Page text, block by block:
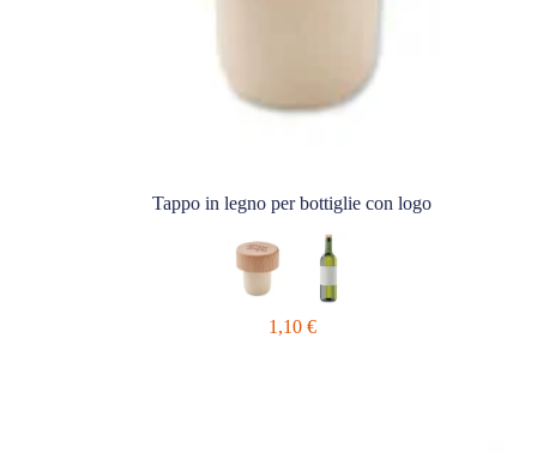
Tappo in legno per bottiglie con logo
1,10 €